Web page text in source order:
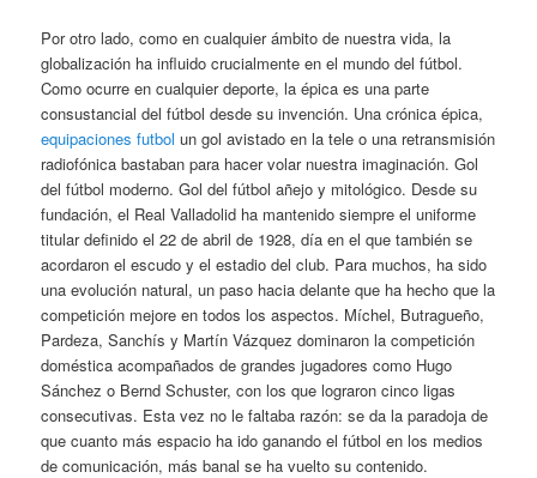
Por otro lado, como en cualquier ámbito de nuestra vida, la
globalización ha influido crucialmente en el mundo del fútbol.
Como ocurre en cualquier deporte, la épica es una parte
consustancial del fútbol desde su invención. Una crónica épica,
equipaciones futbol un gol avistado en la tele o una retransmisión
radiofónica bastaban para hacer volar nuestra imaginación. Gol
del fútbol moderno. Gol del fútbol añejo y mitológico. Desde su
fundación, el Real Valladolid ha mantenido siempre el uniforme
titular definido el 22 de abril de 1928, día en el que también se
acordaron el escudo y el estadio del club. Para muchos, ha sido
una evolución natural, un paso hacia delante que ha hecho que la
competición mejore en todos los aspectos. Míchel, Butragueño,
Pardeza, Sanchís y Martín Vázquez dominaron la competición
doméstica acompañados de grandes jugadores como Hugo
Sánchez o Bernd Schuster, con los que lograron cinco ligas
consecutivas. Esta vez no le faltaba razón: se da la paradoja de
que cuanto más espacio ha ido ganando el fútbol en los medios
de comunicación, más banal se ha vuelto su contenido.